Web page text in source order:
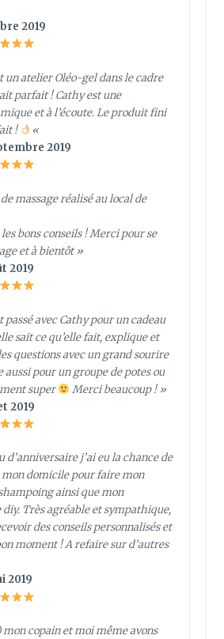
2019
un atelier Oléo-gel dans le cadre
parfait ! Cathy est une
et à l’écoute. Le produit fini
!
«
2019
massage réalisé au local de
bons conseils ! Merci pour se
et à bientôt »
2019
avec Cathy pour un cadeau
sait ce qu’elle fait, explique et
questions avec un grand sourire
aussi pour un groupe de potes ou
super
Merci beaucoup ! »
2019
d’anniversaire j’ai eu la chance de
mon domicile pour faire mon
ainsi que mon
diy. Très agréable et sympathique,
des conseils personnalisés et
moment ! A refaire sur d’autres
2019
copain et moi même avons